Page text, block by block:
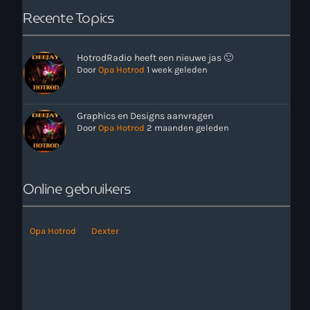
Webcam
Verzoekjes
PM Box
Inloggen
Recente Topics
HotrodRadio heeft een nieuwe jas 🙂
Door Opa Hotrod 1 week geleden
Graphics en Designs aanvragen
Door Opa Hotrod 2 maanden geleden
Online gebruikers
Opa Hotrod Dexter